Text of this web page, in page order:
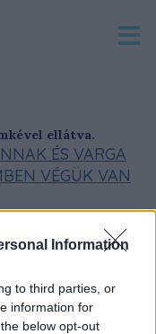
Information
to third parties, or
information for
below opt-out
ellátva.
ÉS VARGA
VÉGÜK VAN
reagált Orbán Viktor
A PEDOFIL
BŰNÖZŐNEK